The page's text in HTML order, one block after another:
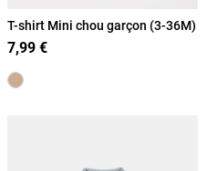
T-shirt Mini chou garçon (3-36M)
7,99 €